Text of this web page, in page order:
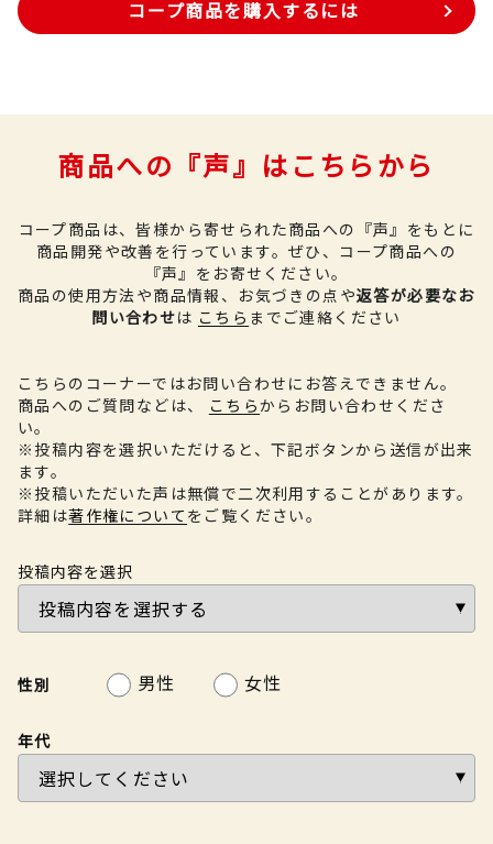
コープ商品を購入するには
商品への『声』はこちらから
コープ商品は、皆様から寄せられた商品への『声』をもとに
商品開発や改善を行っています。 ぜひ、コープ商品への
『声』をお寄せください。
商品の使用方法や商品情報、お気づきの点や返答が必要なお
問い合わせは こちら までご連絡ください
こちらのコーナーではお問い合わせにお答えできません。
商品へのご質問などは、
こちらからお問い合わせくださ
い。
※投稿内容を選択いただけると、下記ボタンから送信が出来
ます。
※投稿いただいた声は無償で二次利用することがあります。
詳細は著作権について をご覧ください。
投稿内容を選択
性別 男性 女性
年代